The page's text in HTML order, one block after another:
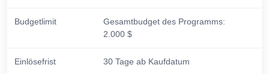
Budgetlimit
Gesamtbudget des Programms:
2.000 $
Einlösefrist 30 Tage ab Kaufdatum